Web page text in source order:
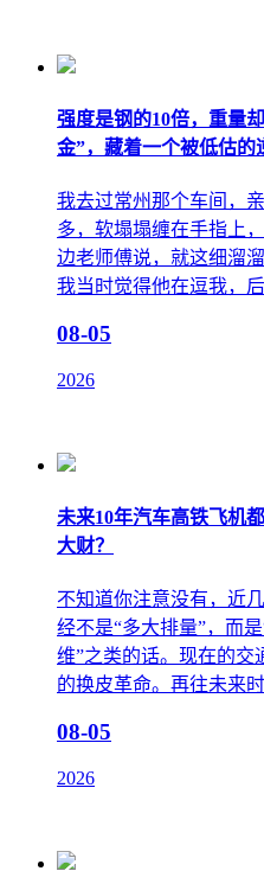
强度是钢的10倍，重量
金”，藏着一个被低估的
我去过常州那个车间，
多，软塌塌缠在手指上
边老师傅说，就这细溜
我当时觉得他在逗我，
08-05
2026
未来10年汽车高铁飞机
大财？
不知道你注意没有，近
经不是“多大排量”，而
维”之类的话。现在的交
的换皮革命。再往未来
08-05
2026